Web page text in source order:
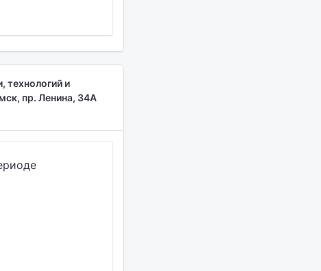
технологий и
пр. Ленина, 34А